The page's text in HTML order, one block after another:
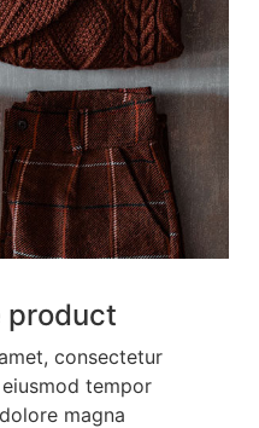
product
consectetur
tempor
magna